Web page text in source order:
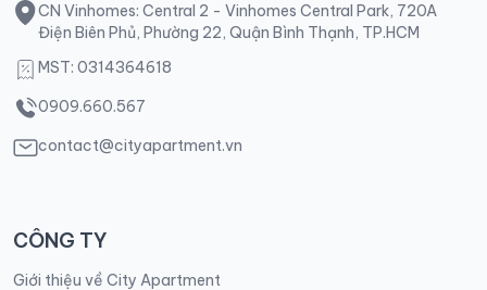
CN Vinhomes: Central 2 - Vinhomes Central Park, 720A
Điện Biên Phủ, Phường 22, Quận Bình Thạnh, TP.HCM
MST: 0314364618
0909.660.567
contact@cityapartment.vn
CÔNG TY
Giới thiệu về City Apartment